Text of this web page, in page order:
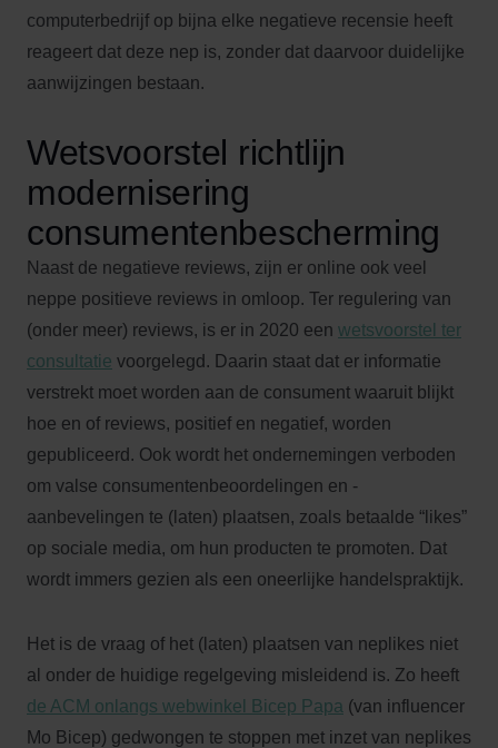
computerbedrijf op bijna elke negatieve recensie heeft
reageert dat deze nep is, zonder dat daarvoor duidelijke
aanwijzingen bestaan.
Wetsvoorstel richtlijn
modernisering
consumentenbescherming
Naast de negatieve reviews, zijn er online ook veel
neppe positieve reviews in omloop. Ter regulering van
(onder meer) reviews, is er in 2020 een wetsvoorstel ter
consultatie voorgelegd. Daarin staat dat er informatie
verstrekt moet worden aan de consument waaruit blijkt
hoe en of reviews, positief en negatief, worden
gepubliceerd. Ook wordt het ondernemingen verboden
om valse consumentenbeoordelingen en -
aanbevelingen te (laten) plaatsen, zoals betaalde “likes”
op sociale media, om hun producten te promoten. Dat
wordt immers gezien als een oneerlijke handelspraktijk.
Het is de vraag of het (laten) plaatsen van neplikes niet
al onder de huidige regelgeving misleidend is. Zo heeft
de ACM onlangs webwinkel Bicep Papa (van influencer
Mo Bicep) gedwongen te stoppen met inzet van neplikes